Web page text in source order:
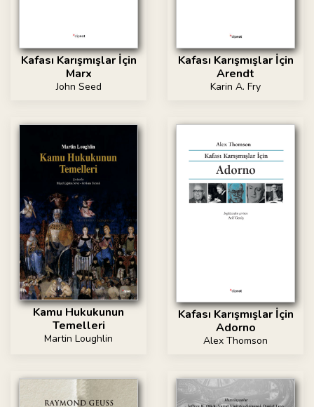
Kafası Karışmışlar İçin
Marx
John Seed
Kafası Karışmışlar İçin
Arendt
Karin A. Fry
Kamu Hukukunun
Temelleri
Martin Loughlin
Kafası Karışmışlar İçin
Adorno
Alex Thomson